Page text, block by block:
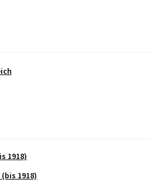
1918)
1918)